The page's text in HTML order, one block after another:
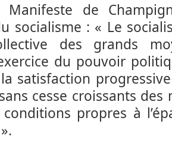
Manifeste de
socialisme : « Le
des grands
du pouvoir
satisfaction
cesse croissants
propres à